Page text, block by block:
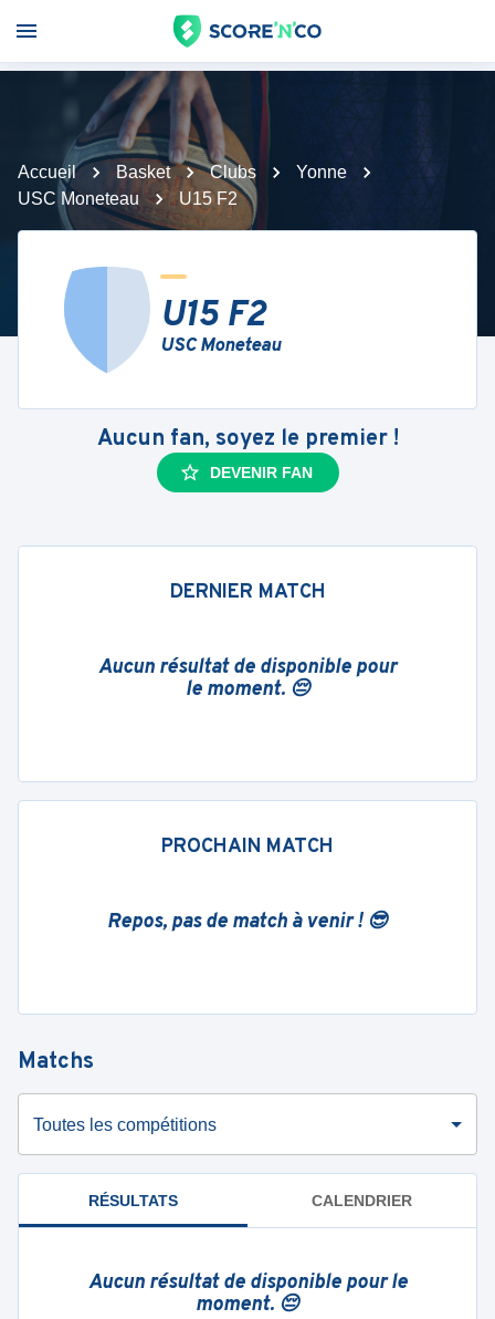
Accueil Basket Clubs
Yonne
USC Moneteau
U15 F2
U15 F2
USC Moneteau
Aucun fan, soyez le premier !
DEVENIR FAN
DERNIER MATCH
Aucun résultat de disponible pour
le moment. 😔
PROCHAIN MATCH
Repos, pas de match à venir ! 😎
Matchs
Toutes les compétitions
RÉSULTATS CALENDRIER
Aucun résultat de disponible pour le
moment. 😔